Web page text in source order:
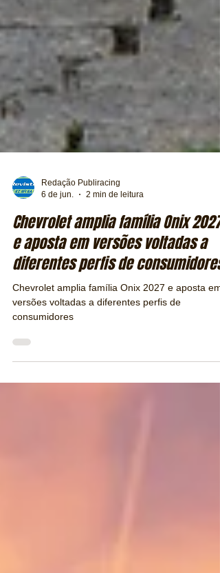
Redação Publiracing
6 de jun.
2 min de leitura
Chevrolet amplia família Onix 2027
e aposta em versões voltadas a
diferentes perfis de consumidores
Chevrolet amplia família Onix 2027 e aposta em
consumidores